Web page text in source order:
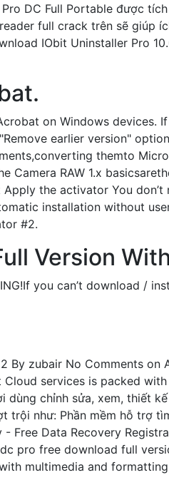
DC Full Portable được
full crack trên sẽ giúp
IObit Uninstaller Pro
on Windows devices.
earlier version"
themto
RAW 1.x
the activator You don’t
installation without
#2.
Version
you can’t download /
By zubair No Comments on
services is packed
chỉnh sửa, xem, thiết
trội như: Phần mềm hỗ trợ
Free Data Recovery
pro free download full
multimedia and